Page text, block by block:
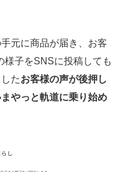
元に商品が届き、お客
様子をSNSに投稿しても
たお客様の声が後押し
やっと軌道に乗り始め